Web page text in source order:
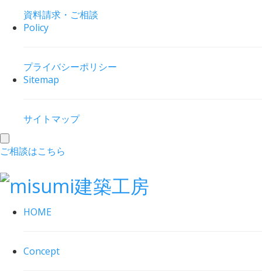
資料請求・ご相談
Policy
プライバシーポリシー
Sitemap
サイトマップ
toggle
navigation
ご相談はこちら
HOME
Concept